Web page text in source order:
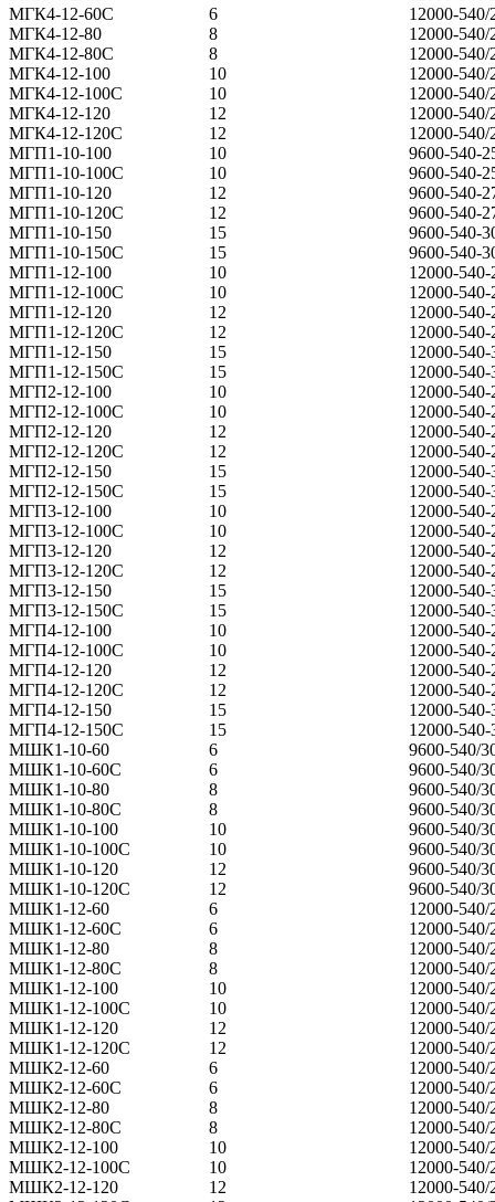
МГК4-12-60С
6
12000-540/
МГК4-12-80
8
12000-540/
МГК4-12-80С
8
12000-540/
МГК4-12-100
10
12000-540/
МГК4-12-100С
10
12000-540/
МГК4-12-120
12
12000-540/
МГК4-12-120С
12
12000-540/
МГП1-10-100
10
9600-540-
МГП1-10-100С
10
9600-540-
МГП1-10-120
12
9600-540-
МГП1-10-120С
12
9600-540-
МГП1-10-150
15
9600-540-
МГП1-10-150С
15
9600-540-
МГП1-12-100
10
12000-540-
МГП1-12-100С
10
12000-540-
МГП1-12-120
12
12000-540-
МГП1-12-120С
12
12000-540-
МГП1-12-150
15
12000-540-
МГП1-12-150С
15
12000-540-
МГП2-12-100
10
12000-540-
МГП2-12-100С
10
12000-540-
МГП2-12-120
12
12000-540-
МГП2-12-120С
12
12000-540-
МГП2-12-150
15
12000-540-
МГП2-12-150С
15
12000-540-
МГП3-12-100
10
12000-540-
МГП3-12-100С
10
12000-540-
МГП3-12-120
12
12000-540-
МГП3-12-120С
12
12000-540-
МГП3-12-150
15
12000-540-
МГП3-12-150С
15
12000-540-
МГП4-12-100
10
12000-540-
МГП4-12-100С
10
12000-540-
МГП4-12-120
12
12000-540-
МГП4-12-120С
12
12000-540-
МГП4-12-150
15
12000-540-
МГП4-12-150С
15
12000-540-
МШК1-10-60
6
9600-540/
МШК1-10-60С
6
9600-540/
МШК1-10-80
8
9600-540/
МШК1-10-80С
8
9600-540/
МШК1-10-100
10
9600-540/
МШК1-10-100С
10
9600-540/
МШК1-10-120
12
9600-540/
МШК1-10-120С
12
9600-540/
МШК1-12-60
6
12000-540/
МШК1-12-60С
6
12000-540/
МШК1-12-80
8
12000-540/
МШК1-12-80С
8
12000-540/
МШК1-12-100
10
12000-540/
МШК1-12-100С
10
12000-540/
МШК1-12-120
12
12000-540/
МШК1-12-120С
12
12000-540/
МШК2-12-60
6
12000-540/
МШК2-12-60С
6
12000-540/
МШК2-12-80
8
12000-540/
МШК2-12-80С
8
12000-540/
МШК2-12-100
10
12000-540/
МШК2-12-100С
10
12000-540/
МШК2-12-120
12
12000-540/